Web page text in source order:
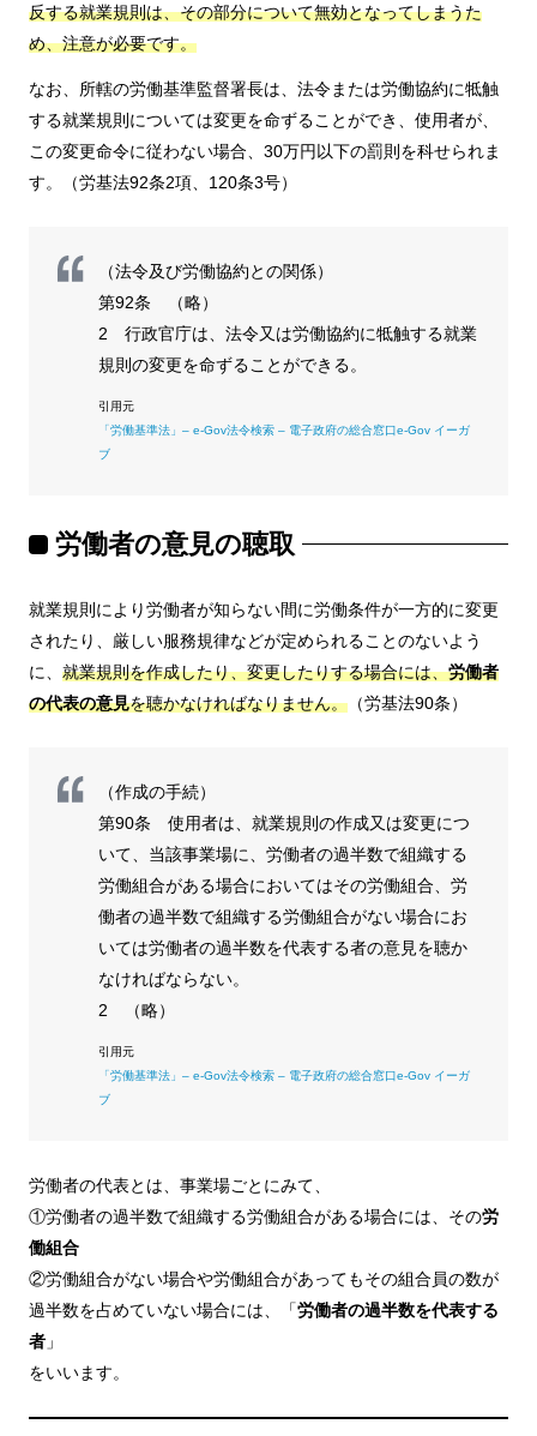
反する就業規則は、その部分について無効となってしまうた
め、注意が必要です。
なお、所轄の労働基準監督署長は、法令または労働協約に牴触
する就業規則については変更を命ずることができ、使用者が、
この変更命令に従わない場合、30万円以下の罰則を科せられま
す。（労基法92条2項、120条3号）
（法令及び労働協約との関係）
第92条 （略）
2 行政官庁は、法令又は労働協約に牴触する就業
規則の変更を命ずることができる。
「労働基準法」– e-Gov法令検索 – 電子政府の総合窓口e-Gov イーガ
ブ
労働者の意見の聴取
就業規則により労働者が知らない間に労働条件が一方的に変更
されたり、厳しい服務規律などが定められることのないよう
に、 就業規則を作成したり、変更したりする場合には、労働者
の代表の意見を聴かなければなりません。 （労基法90条）
（作成の手続）
第90条 使用者は、就業規則の作成又は変更につ
いて、当該事業場に、労働者の過半数で組織する
労働組合がある場合においてはその労働組合、労
働者の過半数で組織する労働組合がない場合にお
いては労働者の過半数を代表する者の意見を聴か
なければならない。
2 （略）
「労働基準法」– e-Gov法令検索 – 電子政府の総合窓口e-Gov イーガ
ブ
労働者の代表とは、事業場ごとにみて、
①労働者の過半数で組織する労働組合がある場合には、その労
働組合
②労働組合がない場合や労働組合があってもその組合員の数が
過半数を占めていない場合には、「労働者の過半数を代表する
者 」
をいいます。